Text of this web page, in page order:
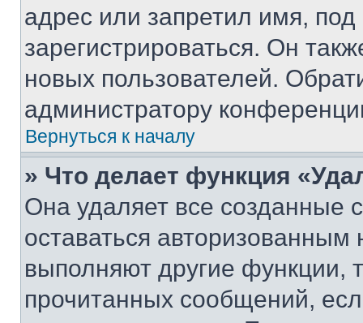
адрес или запретил имя,
зарегистрироваться. Он
новых пользователей.
администратору
Вернуться к началу
» Что делает функция
Она удаляет все созданные
оставаться
выполняют другие функции,
прочитанных сообщений,